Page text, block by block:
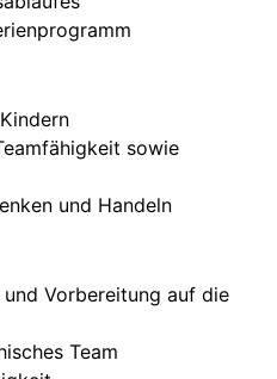
sowie
und Handeln
Vorbereitung auf die
Team